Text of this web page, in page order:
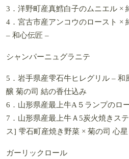
3．洋野町産真鱈白子のムニエル ×
4．宮古市産アンコウのロースト ×
– 和心伝匠 –
シャンパーニュグラニテ
5．岩手県産雫石牛ヒレグリル – 和
醸 菊の司 結の香仕込み
6．山形県産最上牛A５ランプのロ
7．山形県産最上牛Ａ5炭火焼きス
ス] 雫石町産焼き野菜 × 菊の司 心星
ガーリックロール